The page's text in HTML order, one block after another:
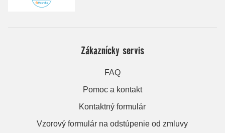
Zákaznícky servis
FAQ
Pomoc a kontakt
Kontaktný formulár
Vzorový formulár na odstúpenie od zmluvy